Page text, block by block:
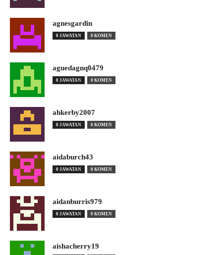
agnesgardin
0 JAWATAN 0 KOMEN
aguedagnq0479
0 JAWATAN 0 KOMEN
ahkerby2007
0 JAWATAN 0 KOMEN
aidaburch43
0 JAWATAN 0 KOMEN
aidanburris979
0 JAWATAN 0 KOMEN
aishacherry19